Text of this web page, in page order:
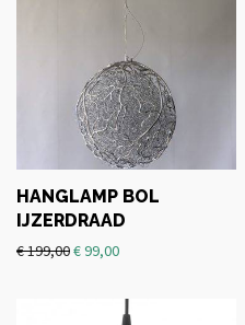
HANGLAMP BOL
IJZERDRAAD
€199,00€99,00